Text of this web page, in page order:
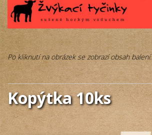
Po kliknutí na obrázek se zobrazí obsah balení.
Kopýtka 10ks